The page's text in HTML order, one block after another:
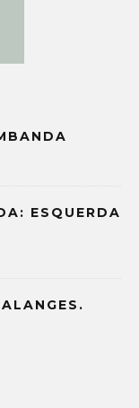
ESQUERDA